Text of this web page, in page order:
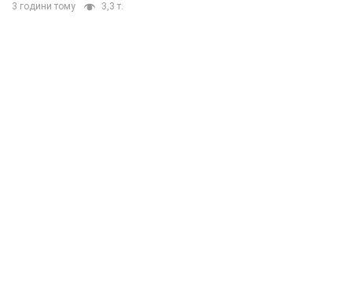
3 години тому 3,3 т.